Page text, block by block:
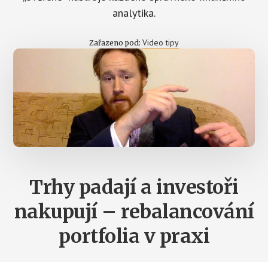
analytika.
Zařazeno pod: Video tipy
Trhy padají a investoři
nakupují – rebalancování
portfolia v praxi